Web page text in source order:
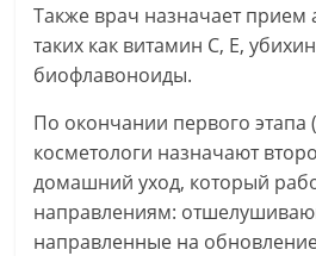
Также врач назначает прием
таких как витамин С, Е,
биофлавоноиды.
По окончании первого этапа
косметологи назначают
домашний уход, который
направлениям:
направленные на